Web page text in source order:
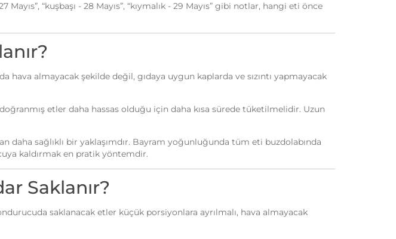
“kuşbaşı - 28 Mayıs”, “kıymalık - 29 Mayıs” gibi notlar, hangi eti önce
hava almayacak şekilde değil, gıdaya uygun kaplarda ve sızıntı yapmayacak
etler daha hassas olduğu için daha kısa sürede tüketilmelidir. Uzun
daha sağlıklı bir yaklaşımdır. Bayram yoğunluğunda tüm eti buzdolabında
kaldırmak en pratik yöntemdir.
Saklanır?
saklanacak etler küçük porsiyonlara ayrılmalı, hava almayacak